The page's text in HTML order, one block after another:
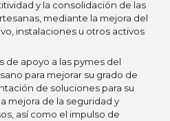
y la consolidación de las
mediante la mejora del
instalaciones u otros activos
de apoyo a las pymes del
para mejorar su grado de
de soluciones para su
mejora de la seguridad y
así como el impulso de